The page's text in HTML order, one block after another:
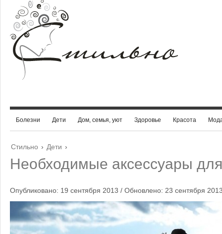
Болезни Дети Дом, семья, уют Здоровье Красота
Стильно › Дети ›
Необходимые аксессуары
Опубликовано: 19 сентября 2013 / Обновлено: 23 сентября